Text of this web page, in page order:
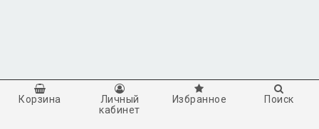
Корзина
Личный
кабинет
Избранное Поиск